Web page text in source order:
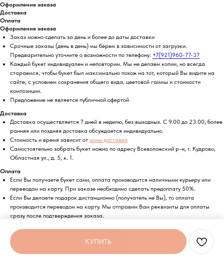
КУПИТЬ
Оформление заказа
Доставка
Оплата
Оформление заказа
Заказ можно сделать за день и более до даты доставки
Срочные заказы (день в день) мы берем в зависимости от загрузки.
Предварительно уточните о возможности по телефону: +7(921)960-77-37
Каждый букет индивидуален и неповторим. Мы не делаем копии, но всегда
стараемся, чтобы букет был максимально похож на тот, который Вы видите на
сайте, с условием сохранения общего вида, цветовой гаммы и стоимости
композиции.
Предложение не является публичной офертой
Доставка
Доставка осуществляется 7 дней в неделю, без выходных. С 9.00 до 23.00, более
ранняя или поздняя доставка обсуждается индивидуально.
Стоимость и время зависит от зоны доставки
Самостоятельно забрать букет можно по адресу Всеволожский р-н, г. Кудрово,
Областная ул., д. 5, к. 1.
Оплата
Если Вы получаете букет сами, оплата производится наличными курьеру или
переводом на карту. При заказе необходимо сделать предоплату 50%.
Если Вы делаете подарок дистанционно (получатель не Вы), то оплата
производится переводом на карту. Мы отправим Вам реквизиты для оплаты
сразу после подтверждения заказа.